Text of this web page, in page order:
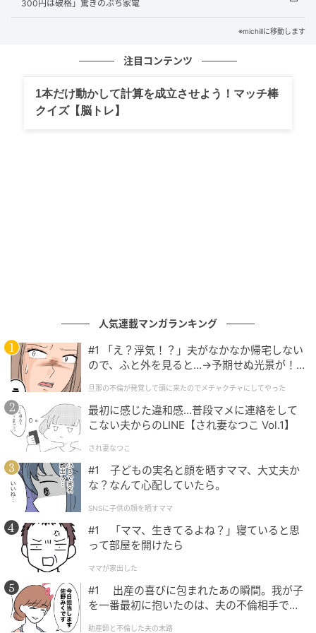
今回ご紹介するのは、セリアの『使い切りクリームケ
ース 6個入』。使い切りタイプのクリーム用詰め替え
michill
素材はポリプロピレン製で、ペコペコとした薄くて軽
い質感が特徴です。まるでお弁当用のマヨネーズカッ
プのようなサイズ感で、かさばるコスメボトルを持ち
歩くストレスから解放されます。
1袋に6個入っているため、旅行やスパで使い終わった
らそのまま廃棄可能。容器を洗って持ち帰る手間がな
く、衛生的かつ合理的です。
300円は破格」驚きのぷち家電
※michillに移動します
注目コンテンツ
1本だけ動かして計算を成立させよう！マッチ棒
クイズ【脳トレ】
人気連載マンガランキング
#1 「え？浮気！？」夫がなかなか帰宅しない
ので、ふと外を見ると…→予期せぬ光景が！
クチャにしてやった
旦那の不倫が発覚して頭に来たのでメチャクチャにしてやった
最初に感じた違和感…普段マメに連絡をして
こない夫からのLINE【され妻なつこ Vol.1】
され妻なつこ
#1 子どもの実名と顔を晒すママ、大丈夫か
な？なんて心配していたら。
SNSに子供の顔を晒すママ
#1 「ママ、生きてるよね？」寝ていると思
って部屋を開けたら
ママが家出した
#1 出産の喜びに包まれたあの瞬間。我が子
を一番最初に抱いたのは、夫の不倫相手でし
助産師と不倫した夫の末路